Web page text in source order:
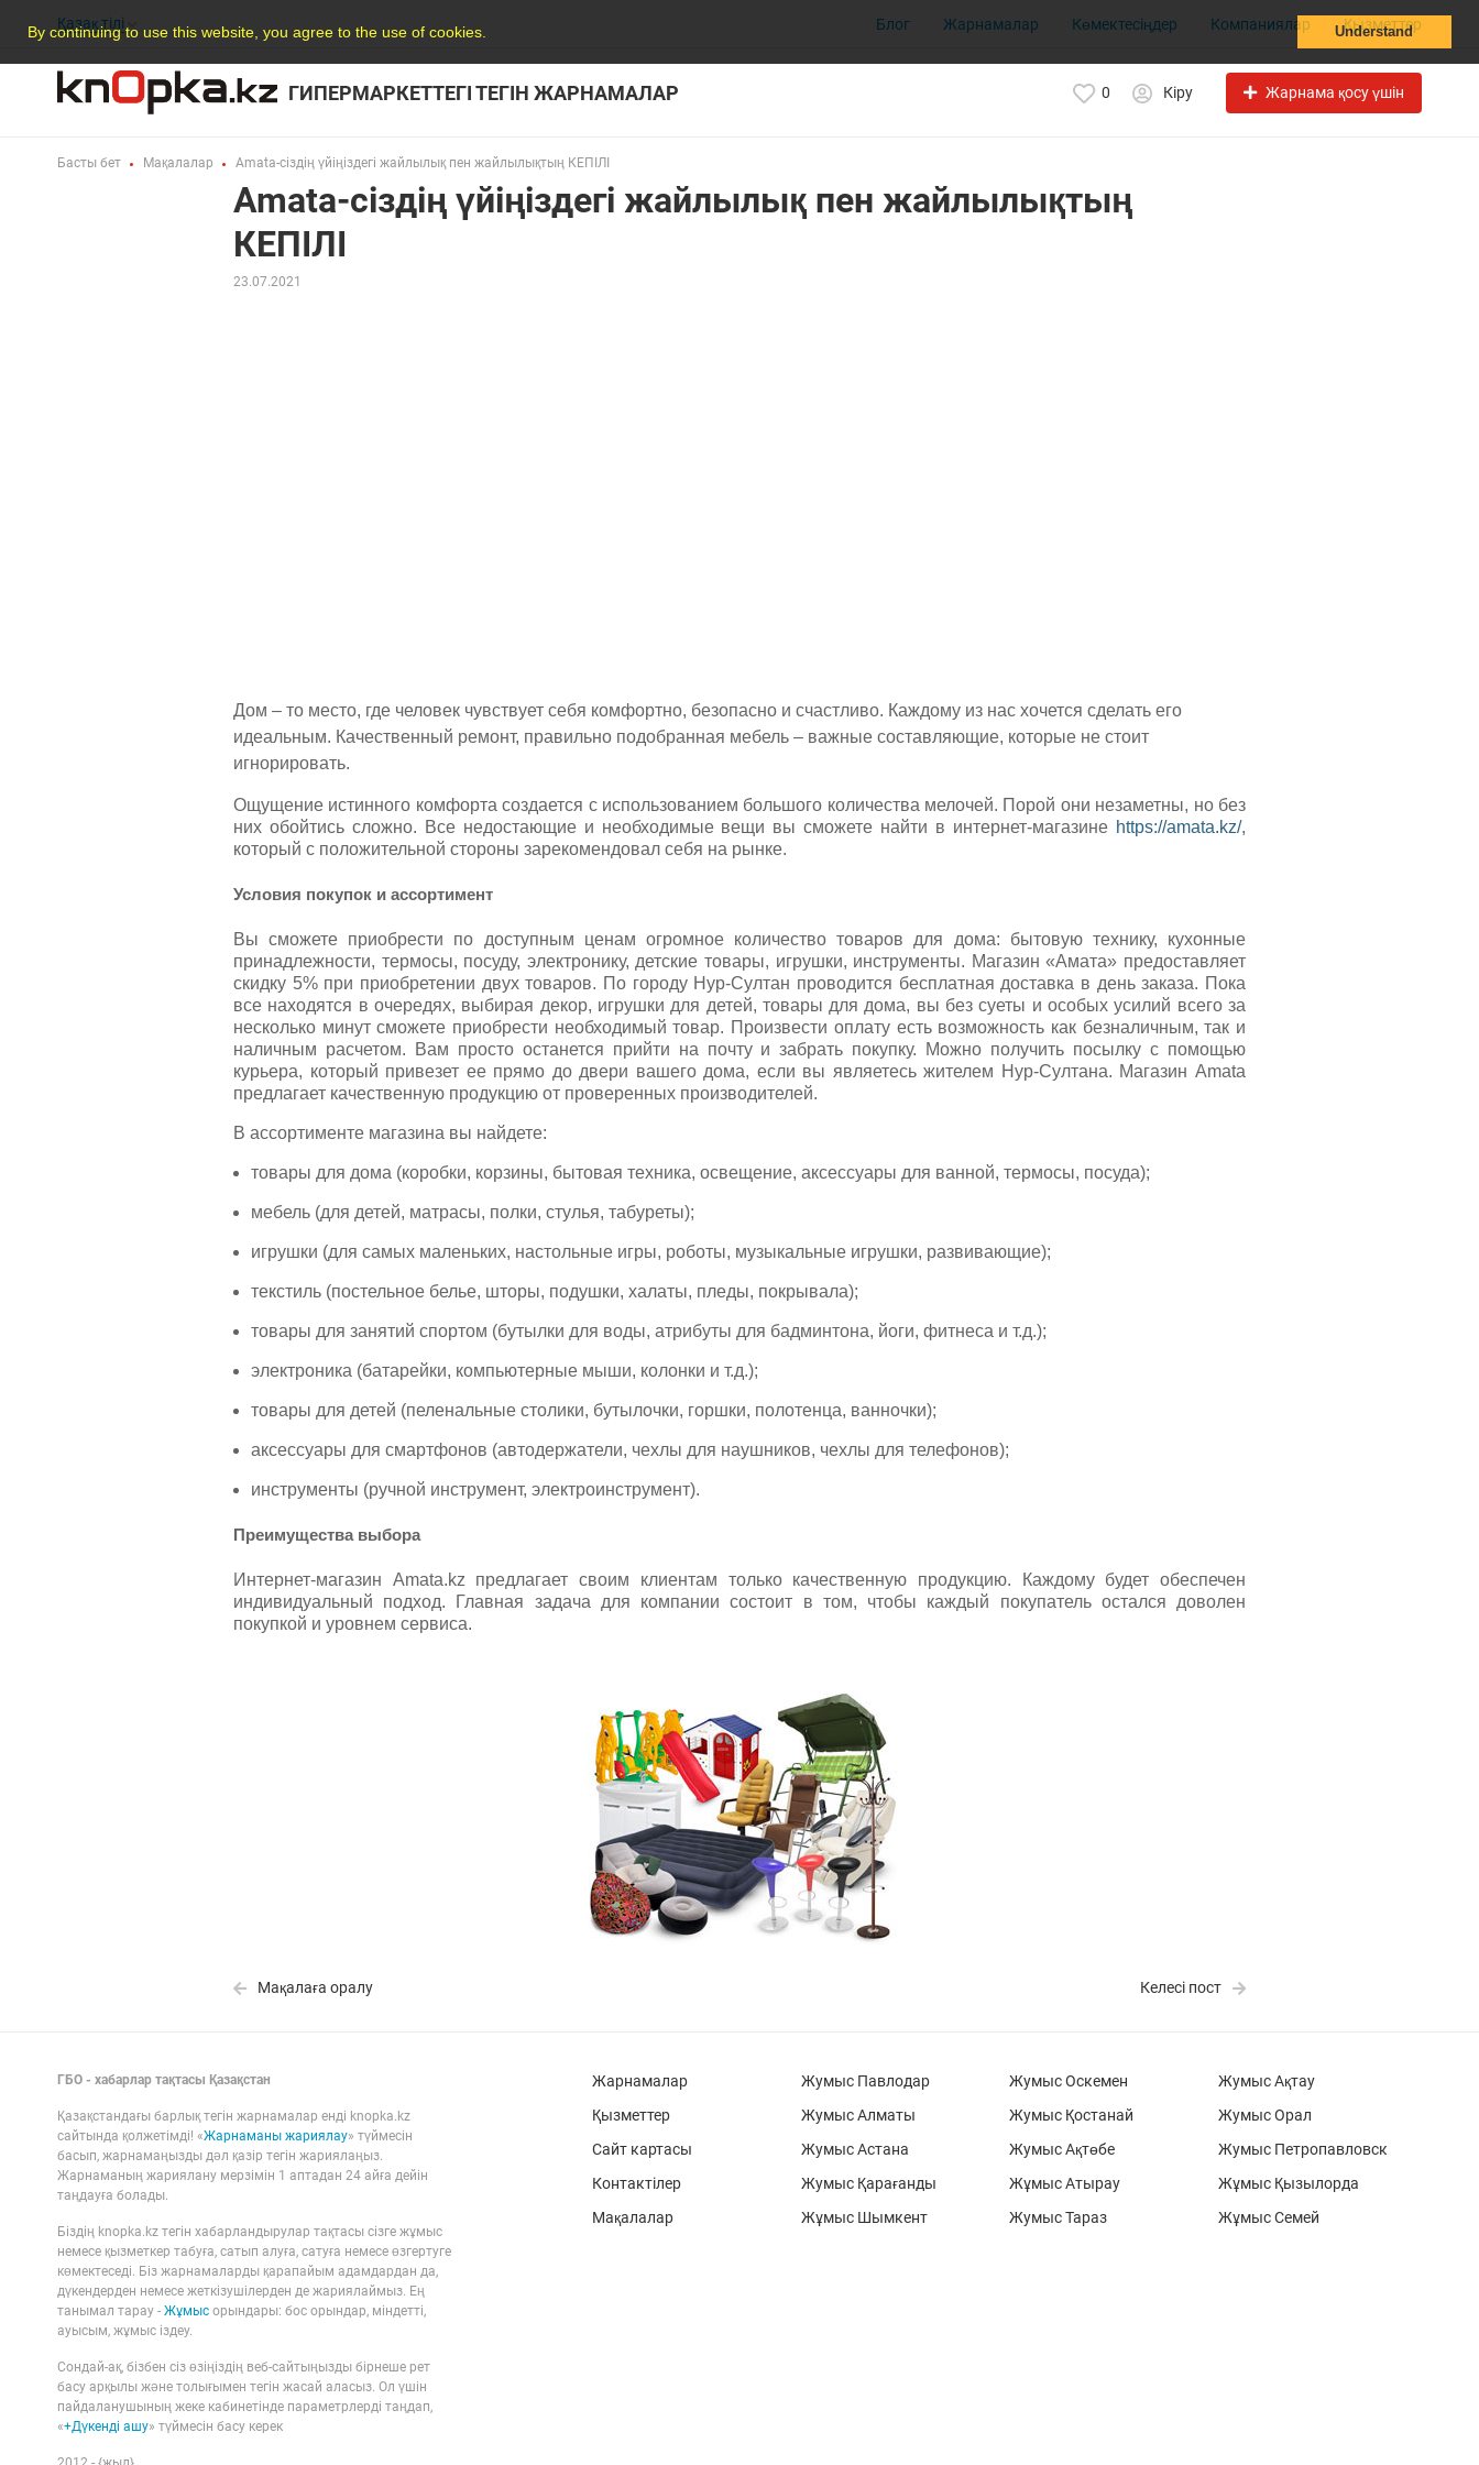
By continuing to use this website, you agree to the use of cookies. Understand
Қазақ тілі Блог Жарнамалар Көмектесіңдер Компаниялар Қызметтер
ГИПЕРМАРКЕТТЕГІ ТЕГІН ЖАРНАМАЛАР 0 Кіру Жарнама қосу үшін
Басты бет Мақалалар Amata-сіздің үйіңіздегі жайлылық пен жайлылықтың КЕПІЛІ
Amata-сіздің үйіңіздегі жайлылық пен жайлылықтың
КЕПІЛІ
23.07.2021
Дом – то место, где человек чувствует себя комфортно, безопасно и счастливо. Каждому из нас хочется сделать его
идеальным. Качественный ремонт, правильно подобранная мебель – важные составляющие, которые не стоит
игнорировать.
Ощущение истинного комфорта создается с использованием большого количества мелочей. Порой они незаметны, но без
них обойтись сложно. Все недостающие и необходимые вещи вы сможете найти в интернет-магазине https://amata.kz/,
который с положительной стороны зарекомендовал себя на рынке.
Условия покупок и ассортимент
Вы сможете приобрести по доступным ценам огромное количество товаров для дома: бытовую технику, кухонные
принадлежности, термосы, посуду, электронику, детские товары, игрушки, инструменты. Магазин «Амата» предоставляет
скидку 5% при приобретении двух товаров. По городу Нур-Султан проводится бесплатная доставка в день заказа. Пока
все находятся в очередях, выбирая декор, игрушки для детей, товары для дома, вы без суеты и особых усилий всего за
несколько минут сможете приобрести необходимый товар. Произвести оплату есть возможность как безналичным, так и
наличным расчетом. Вам просто останется прийти на почту и забрать покупку. Можно получить посылку с помощью
курьера, который привезет ее прямо до двери вашего дома, если вы являетесь жителем Нур-Султана. Магазин Amata
предлагает качественную продукцию от проверенных производителей.
В ассортименте магазина вы найдете:
товары для дома (коробки, корзины, бытовая техника, освещение, аксессуары для ванной, термосы, посуда);
мебель (для детей, матрасы, полки, стулья, табуреты);
игрушки (для самых маленьких, настольные игры, роботы, музыкальные игрушки, развивающие);
текстиль (постельное белье, шторы, подушки, халаты, пледы, покрывала);
товары для занятий спортом (бутылки для воды, атрибуты для бадминтона, йоги, фитнеса и т.д.);
электроника (батарейки, компьютерные мыши, колонки и т.д.);
товары для детей (пеленальные столики, бутылочки, горшки, полотенца, ванночки);
аксессуары для смартфонов (автодержатели, чехлы для наушников, чехлы для телефонов);
инструменты (ручной инструмент, электроинструмент).
Преимущества выбора
Интернет-магазин Amata.kz предлагает своим клиентам только качественную продукцию. Каждому будет обеспечен
индивидуальный подход. Главная задача для компании состоит в том, чтобы каждый покупатель остался доволен
покупкой и уровнем сервиса.
Мақалаға оралу Келесі пост
ГБО - хабарлар тақтасы Қазақстан
Қазақстандағы барлық тегін жарнамалар енді knopka.kz
сайтында қолжетімді! «Жарнаманы жариялау» түймесін
басып, жарнамаңызды дәл қазір тегін жариялаңыз.
Жарнаманың жариялану мерзімін 1 аптадан 24 айға дейін
таңдауға болады.
Біздің knopka.kz тегін хабарландырулар тақтасы сізге жұмыс
немесе қызметкер табуға, сатып алуға, сатуға немесе өзгертуге
көмектеседі. Біз жарнамаларды қарапайым адамдардан да,
дүкендерден немесе жеткізушілерден де жариялаймыз. Ең
танымал тарау - Жұмыс орындары: бос орындар, міндетті,
ауысым, жұмыс іздеу.
Сондай-ақ, бізбен сіз өзіңіздің веб-сайтыңызды бірнеше рет
басу арқылы және толығымен тегін жасай аласыз. Ол үшін
пайдаланушының жеке кабинетінде параметрлерді таңдап,
«+Дүкенді ашу» түймесін басу керек
Жарнамалар
Қызметтер
Сайт картасы
Контактілер
Мақалалар
Жумыс Павлодар
Жумыс Алматы
Жумыс Астана
Жумыс Қарағанды
Жұмыс Шымкент
Жумыс Оскемен
Жумыс Қостанай
Жумыс Ақтөбе
Жұмыс Атырау
Жумыс Тараз
Жумыс Ақтау
Жумыс Орал
Жумыс Петропавловск
Жұмыс Қызылорда
Жұмыс Семей